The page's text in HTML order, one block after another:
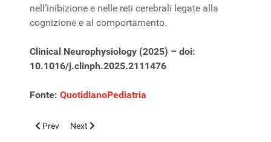
nell’inibizione e nelle reti cerebrali legate alla
cognizione e al comportamento.
Clinical Neurophysiology (2025) – doi:
10.1016/j.clinph.2025.2111476
Fonte: QuotidianoPediatria
Previous article: Displasia broncopolmonare neonatale,
Prev Next article: Le cellule ‘cattive’ che curano:
Next